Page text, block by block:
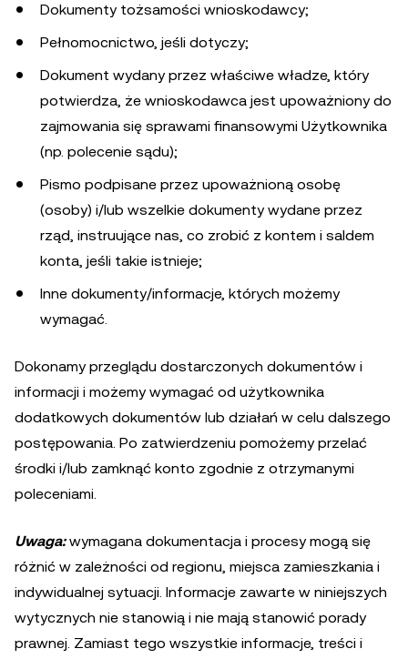
Dokumenty tożsamości wnioskodawcy;
Pełnomocnictwo, jeśli dotyczy;
Dokument wydany przez właściwe władze, który
potwierdza, że wnioskodawca jest upoważniony do
zajmowania się sprawami finansowymi Użytkownika
(np. polecenie sądu);
Pismo podpisane przez upoważnioną osobę
(osoby) i/lub wszelkie dokumenty wydane przez
rząd, instruujące nas, co zrobić z kontem i saldem
konta, jeśli takie istnieje;
Inne dokumenty/informacje, których możemy
wymagać.
Dokonamy przeglądu dostarczonych dokumentów i
informacji i możemy wymagać od użytkownika
dodatkowych dokumentów lub działań w celu dalszego
postępowania. Po zatwierdzeniu pomożemy przelać
środki i/lub zamknąć konto zgodnie z otrzymanymi
poleceniami.
Uwaga:wymagana dokumentacja i procesy mogą się
różnić w zależności od regionu, miejsca zamieszkania i
indywidualnej sytuacji. Informacje zawarte w niniejszych
wytycznych nie stanowią i nie mają stanowić porady
prawnej. Zamiast tego wszystkie informacje, treści i